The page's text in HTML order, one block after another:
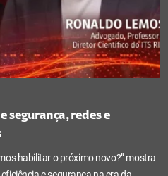
segurança, redes e
habilitar o próximo novo?” mostra